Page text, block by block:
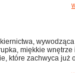
miękkie wnętrze i
które zachwyca już